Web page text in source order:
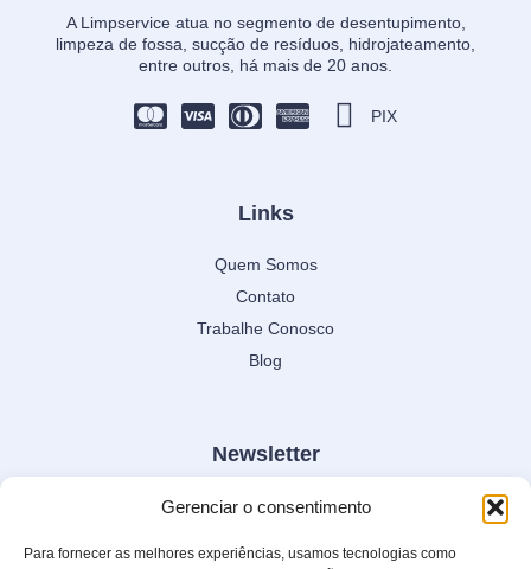
Gerenciar o consentimento
Para fornecer as melhores experiências, usamos tecnologias como
A Limpservice atua no segmento de desentupimento,
limpeza de fossa, sucção de resíduos, hidrojateamento,
entre outros, há mais de 20 anos.
PIX
Links
Quem Somos
Contato
Trabalhe Conosco
Blog
Newsletter
Fique por dentro de nossas novidades e condições